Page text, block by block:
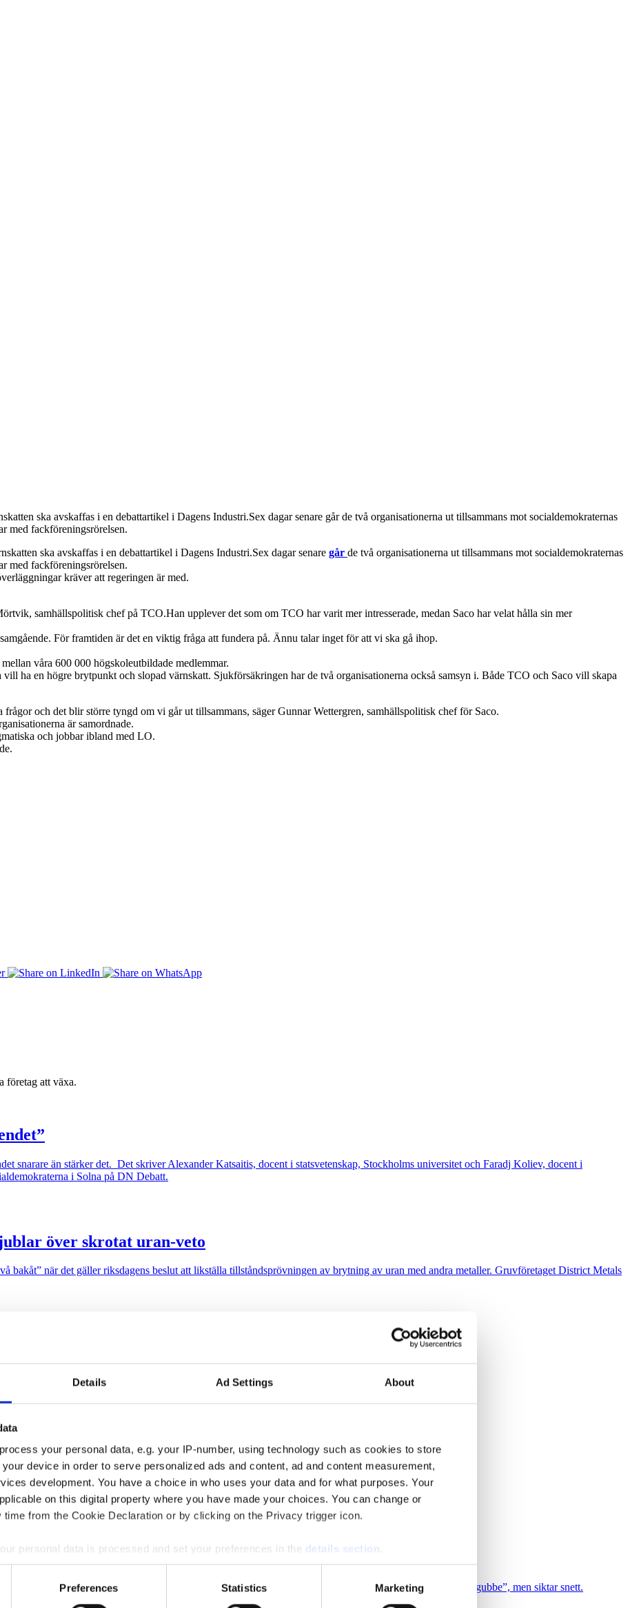
Details Ad Settings About
process your personal data, e.g. your IP-number, using technology such as cookies to store
device in order to serve personalized ads and content, ad and content measurement,
development. You have a choice in who uses your data and for what purposes. Your
on this digital property where you have made your choices. You can change or
from the Cookie Declaration or by clicking on the Privacy trigger icon.
personal data is processed and set your preferences in the details section
content and ads, to provide social media features and to analyse our traffic. We also share
of our site with our social media, advertising and analytics partners who may combine it with
Preferences Statistics Marketing
ska avskaffas i en debattartikel i Dagens Industri.Sex dagar senare går de två organisationerna ut tillsammans mot socialdemokraternas
med fackföreningsrörelsen.
ska avskaffas i en debattartikel i Dagens Industri.Sex dagar senare går de två organisationerna ut tillsammans mot socialdemokraternas
med fackföreningsrörelsen.
kräver att regeringen är med.
samhällspolitisk chef på TCO.Han upplever det som om TCO har varit mer intresserade, medan Saco har velat hålla sin mer
För framtiden är det en viktig fråga att fundera på. Ännu talar inget för att vi ska gå ihop.
våra 600 000 högskoleutbildade medlemmar.
ha en högre brytpunkt och slopad värnskatt. Sjukförsäkringen har de två organisationerna också samsyn i. Både TCO och Saco vill skapa
och det blir större tyngd om vi går ut tillsammans, säger Gunnar Wettergren, samhällspolitisk chef för Saco.
är samordnade.
och jobbar ibland med LO.
företag att växa.
snarare än stärker det. Det skriver Alexander Katsaitis, docent i statsvetenskap, Stockholms universitet och Faradj Koliev, docent i
i Solna på DN Debatt.
över skrotat uran-veto
bakåt” när det gäller riksdagens beslut att likställa tillståndsprövningen av brytning av uran med andra metaller. Gruvföretaget District Metals
jublar över att lobbyregistret införs.
riksdagsbeslut om ett lobbyregister till lagrådet.
utmärkelser på varandra
2025. Snuskommissionens ordförande Stig-Björn Ljunggren kontrar med utmärkelsen ”Årets Halmgubbe”, men siktar snett.